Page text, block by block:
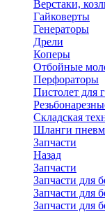
Верстаки,
Гайковерты
Генераторы
Дрели
Коперы
Отбойные
Перфораторы
Пистолет для
Складская
Шланги
Запчасти
Назад
Запчасти
Запчасти для
Запчасти для
Запчасти для